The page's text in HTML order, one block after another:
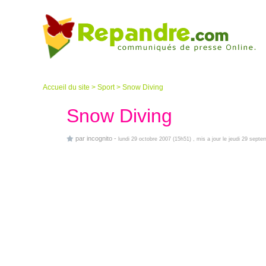
Accueil du site > Sport> Snow Diving
Snow Diving
par incognito - lundi 29 octobre 2007 (15h51) , mis a jour le jeudi 29